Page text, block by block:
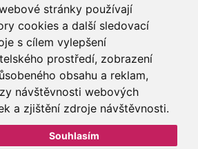
stránky používají
cookies a další sledovací
s cílem vylepšení
prostředí, zobrazení
obsahu a reklam,
návštěvnosti webových
a zjištění zdroje návštěvnosti.
Souhlasím